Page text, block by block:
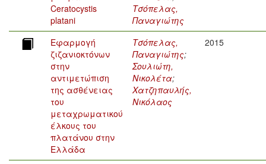
Ceratocystis
platani
Τσόπελας,
Παναγιώτης
Εφαρμογή
ζιζανιοκτόνων
στην
αντιμετώπιση
της ασθένειας
του
μεταχρωματικού
έλκους του
πλατάνου στην
Ελλάδα
Τσόπελας,
Παναγιώτης;
Σουλιώτη,
Νικολέτα;
Χατζηπαυλής,
Νικόλαος
2015